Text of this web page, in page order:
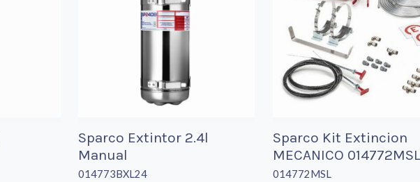
Sparco Extintor 2.4l
Manual
014773BXL24
Sparco Kit Extincion
MECANICO 014772MSL
014772MSL